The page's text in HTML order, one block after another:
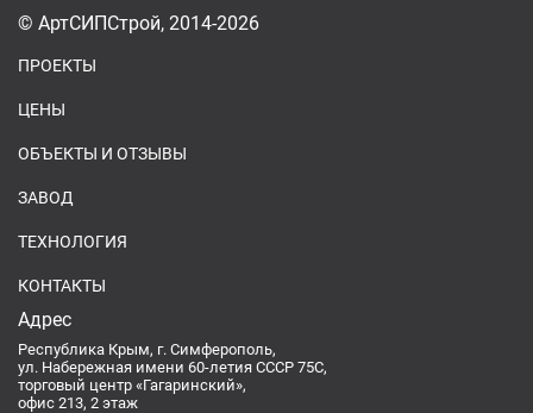
© АртСИПСтрой, 2014-2026
ПРОЕКТЫ
ЦЕНЫ
ОБЪЕКТЫ И ОТЗЫВЫ
ЗАВОД
ТЕХНОЛОГИЯ
КОНТАКТЫ
Адрес
Республика Крым, г. Симферополь,
ул. Набережная имени 60-летия СССР 75С,
торговый центр «Гагаринский»,
офис 213, 2 этаж